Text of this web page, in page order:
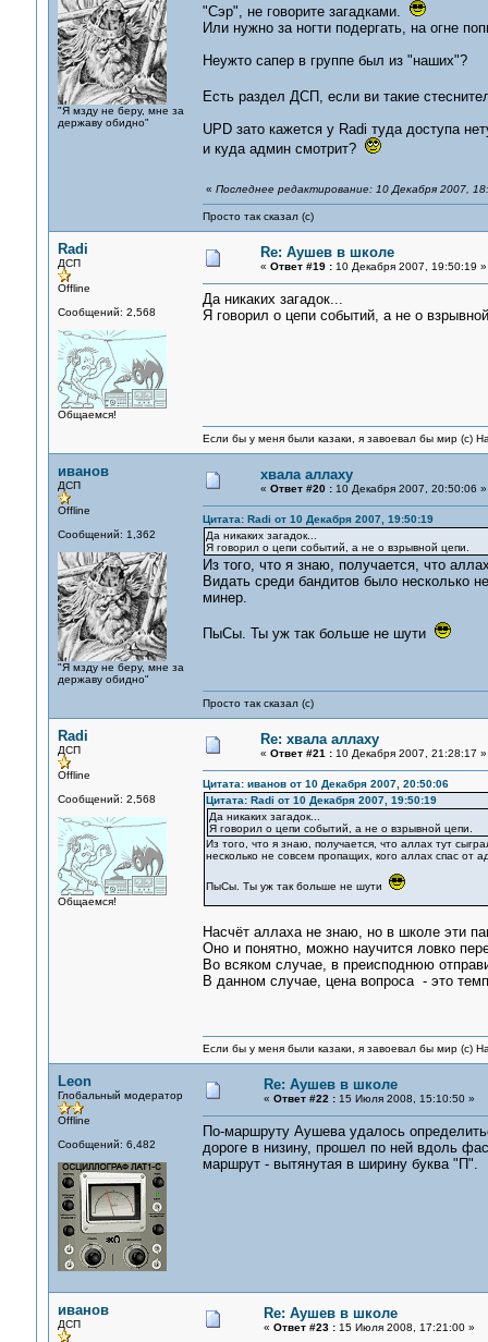
"Я мзду не беру, мне за
державу обидно"
"Сэр", не говорите загадками.
Или нужно за ногти подергать, на огне
Неужто сапер в группе был из "наших"?
Есть раздел ДСП, если ви такие
UPD зато кажется у Radi туда доступа
и куда админ смотрит?
« Последнее редактирование: 10 Декабря 2007,
Просто так сказал (с)
Radi
ДСП
Offline
Сообщений: 2,568
Общаемся!
Re: Аушев в школе
« Ответ #19 :10 Декабря 2007, 19:50:19 »
Да никаких загадок...
Я говорил о цепи событий, а не о
Если бы у меня были казаки, я завоевал бы мир (с)
иванов
ДСП
Offline
Сообщений: 1,362
"Я мзду не беру, мне за
державу обидно"
хвала аллаху
« Ответ #20 :10 Декабря 2007, 20:50:06 »
Цитата: Radi от 10 Декабря 2007, 19:50:19
Да никаких загадок...
Я говорил о цепи событий, а не о взрывной цепи.
Из того, что я знаю, получается, что
Видать среди бандитов было несколько
минер.
ПыСы. Ты уж так больше не шути
Просто так сказал (с)
Radi
ДСП
Offline
Сообщений: 2,568
Общаемся!
Re: хвала аллаху
« Ответ #21 :10 Декабря 2007, 21:28:17 »
Цитата: иванов от 10 Декабря 2007, 20:50:06
Цитата: Radi от 10 Декабря 2007, 19:50:19
Да никаких загадок...
Я говорил о цепи событий, а не о взрывной цепи.
Из того, что я знаю, получается, что аллах тут
несколько не совсем пропащих, кого аллах спас от
ПыСы. Ты уж так больше не шути
Насчёт аллаха не знаю, но в школе эти
Оно и понятно, можно научится ловко
Во всяком случае, в преисподнюю
В данном случае, цена вопроса - это
Если бы у меня были казаки, я завоевал бы мир (с)
Leon
Глобальный модератор
Offline
Сообщений: 6,482
Re: Аушев в школе
« Ответ #22 :15 Июля 2008, 15:10:50 »
По-маршруту Аушева удалось
дороге в низину, прошел по ней вдоль
маршрут - вытянутая в ширину буква "П".
иванов
ДСП
Re: Аушев в школе
« Ответ #23 :15 Июля 2008, 17:21:00 »